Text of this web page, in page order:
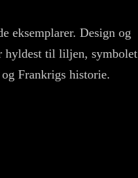
eksemplarer. Design og
hyldest til liljen, symbolet
Frankrigs historie.